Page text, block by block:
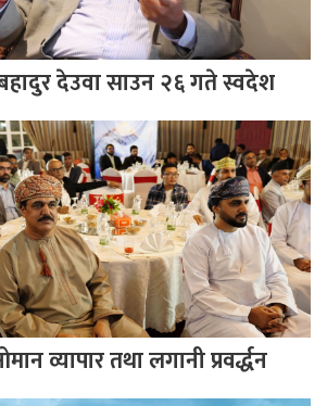
देउवा साउन २६ गते स्वदेश
व्यापार तथा लगानी प्रवर्द्धन